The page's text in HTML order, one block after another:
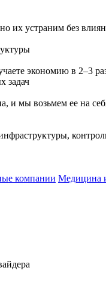
их устраним без
экономию в 2–3
задач
мы возьмем ее на
компании Медицина